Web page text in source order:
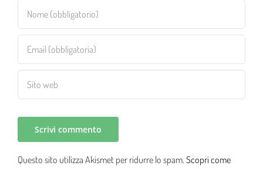
Questo sito utilizza Akismet per ridurre lo spam. Scopri come